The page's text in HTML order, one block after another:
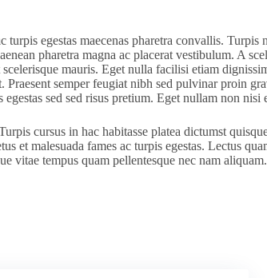
turpis egestas maecenas pharetra convallis.
pharetra magna ac placerat vestibulum. A
mauris. Eget nulla facilisi etiam
Praesent semper feugiat nibh sed pulvinar
sed sed risus pretium. Eget nullam non nisi
cursus in hac habitasse platea dictumst
et malesuada fames ac turpis egestas. Lectus
vitae tempus quam pellentesque nec nam